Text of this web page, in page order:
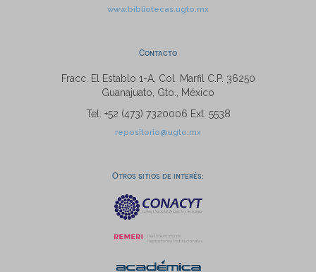
www.bibliotecas.ugto.mx
Contacto
Fracc. El Establo 1-A, Col. Marfil C.P. 36250
Guanajuato, Gto., México
Tel: +52 (473) 7320006 Ext. 5538
repositorio@ugto.mx
Otros sitios de interés: